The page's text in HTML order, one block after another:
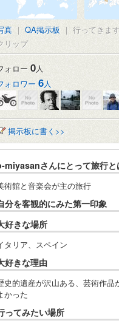
真 | QA掲示板 | 行ってきます
リップ
ォロー 0人
ォロワー 6人
掲示板に書く>>
miyasanさんにとって旅行と
術館と音楽会が主の旅行
分を客観的にみた第一印象
好きな場所
タリア、スペイン
好きな理由
史的遺産が沢山ある、芸術作品
かった
ってみたい場所